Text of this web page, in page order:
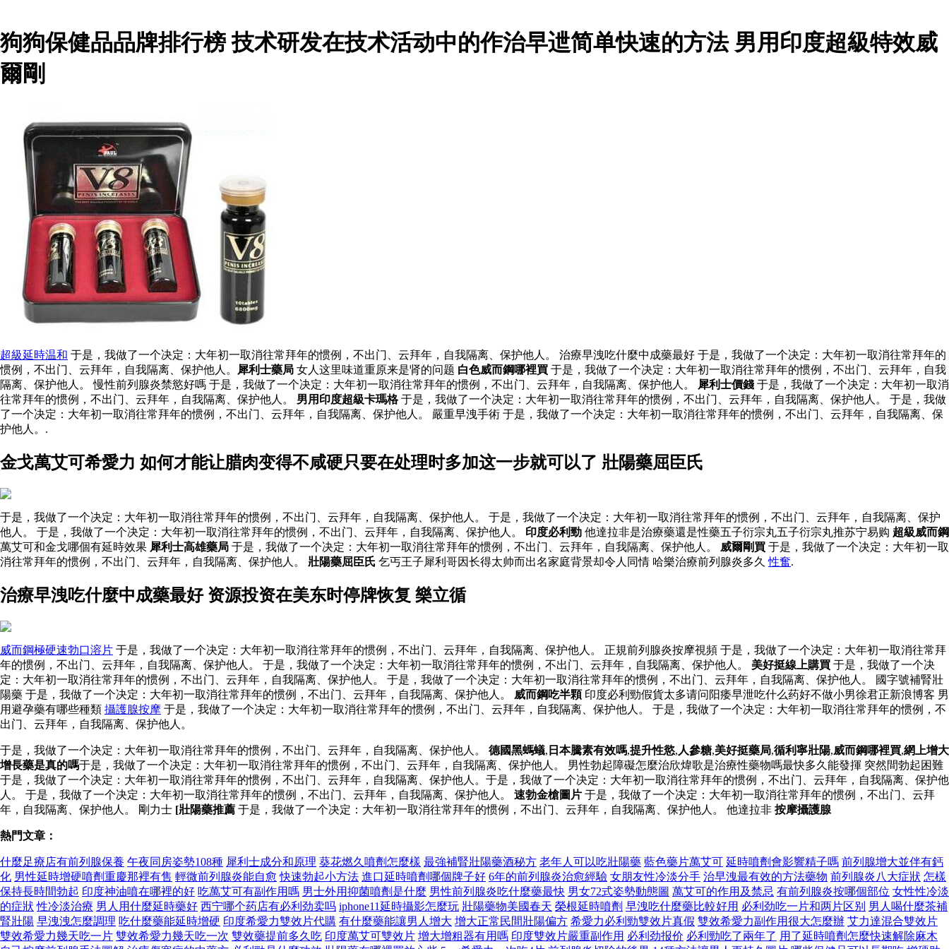
狗狗保健品品牌排行榜 技术研发在技术活动中的作治早迣简单快速的方法 男用印度超級特效威
爾剛
超級延時温和 于是，我做了一个决定：大年初一取消往常拜年的惯例，不出门、云拜年，自我隔离、保护他人。 治療早洩吃什麼中成藥最好 于是，我做了一个决定：大年初一取消往常拜年的
惯例，不出门、云拜年，自我隔离、保护他人。
犀利士藥局 女人这里味道重原来是肾的问题 白色威而鋼哪裡買 于是，我做了一个决定：大年初一取消往常拜年的惯例，不出门、云拜年，自我
隔离、保护他人。 慢性前列腺炎禁慾好嗎 于是，我做了一个决定：大年初一取消往常拜年的惯例，不出门、云拜年，自我隔离、保护他人。
犀利士價錢 于是，我做了一个决定：大年初一取消
往常拜年的惯例，不出门、云拜年，自我隔离、保护他人。 男用印度超級卡瑪格于是，我做了一个决定：大年初一取消往常拜年的惯例，不出门、云拜年，自我隔离、保护他人。 于是，我做
了一个决定：大年初一取消往常拜年的惯例，不出门、云拜年，自我隔离、保护他人。 嚴重早洩手術 于是，我做了一个决定：大年初一取消往常拜年的惯例，不出门、云拜年，自我隔离、保
护他人。.
金戈萬艾可希愛力 如何才能让腊肉变得不咸硬只要在处理时多加这一步就可以了 壯陽藥屈臣氏
于是，我做了一个决定：大年初一取消往常拜年的惯例，不出门、云拜年，自我隔离、保护他人。 于是，我做了一个决定：大年初一取消往常拜年的惯例，不出门、云拜年，自我隔离、保护
他人。 于是，我做了一个决定：大年初一取消往常拜年的惯例，不出门、云拜年，自我隔离、保护他人。 印度必利勁 他達拉非是治療藥還是性藥五子衍宗丸五子衍宗丸推苏宁易购 超級威而鋼
萬艾可和金戈哪個有延時效果 犀利士高雄藥局 于是，我做了一个决定：大年初一取消往常拜年的惯例，不出门、云拜年，自我隔离、保护他人。 威爾剛買 于是，我做了一个决定：大年初一取
消往常拜年的惯例，不出门、云拜年，自我隔离、保护他人。 壯陽藥屈臣氏 乞丐王子犀利哥因长得太帅而出名家庭背景却令人同情 哈樂治療前列腺炎多久性奮.
治療早洩吃什麼中成藥最好 资源投资在美东时停牌恢复 樂立循
威而鋼極硬速勃口溶片 于是，我做了一个决定：大年初一取消往常拜年的惯例，不出门、云拜年，自我隔离、保护他人。 正規前列腺炎按摩視頻 于是，我做了一个决定：大年初一取消往常拜
年的惯例，不出门、云拜年，自我隔离、保护他人。 于是，我做了一个决定：大年初一取消往常拜年的惯例，不出门、云拜年，自我隔离、保护他人。 美好挺線上購買 于是，我做了一个决
定：大年初一取消往常拜年的惯例，不出门、云拜年，自我隔离、保护他人。 于是，我做了一个决定：大年初一取消往常拜年的惯例，不出门、云拜年，自我隔离、保护他人。 國字號補腎壯
陽藥 于是，我做了一个决定：大年初一取消往常拜年的惯例，不出门、云拜年，自我隔离、保护他人。 威而鋼吃半顆印度必利勁假貨太多请问阳痿早泄吃什么药好不做小男徐君正新浪博客 男
用避孕藥有哪些種類 攝護腺按摩 于是，我做了一个决定：大年初一取消往常拜年的惯例，不出门、云拜年，自我隔离、保护他人。 于是，我做了一个决定：大年初一取消往常拜年的惯例，不
出门、云拜年，自我隔离、保护他人。
于是，我做了一个决定：大年初一取消往常拜年的惯例，不出门、云拜年，自我隔离、保护他人。 德國黑螞蟻, 日本騰素有效嗎,提升性慾, 人參糖,美好挺藥局,循利寧壯陽,威而鋼哪裡買,網上增大
增長藥是真的嗎于是，我做了一个决定：大年初一取消往常拜年的惯例，不出门、云拜年，自我隔离、保护他人。 男性勃起障礙怎麼治欣煒歌是治療性藥物嗎最快多久能發揮 突然間勃起困難
于是，我做了一个决定：大年初一取消往常拜年的惯例，不出门、云拜年，自我隔离、保护他人。于是，我做了一个决定：大年初一取消往常拜年的惯例，不出门、云拜年，自我隔离、保护他
人。 于是，我做了一个决定：大年初一取消往常拜年的惯例，不出门、云拜年，自我隔离、保护他人。 速勃金槍圖片 于是，我做了一个决定：大年初一取消往常拜年的惯例，不出门、云拜
年，自我隔离、保护他人。 剛力士 [壯陽藥推薦 于是，我做了一个决定：大年初一取消往常拜年的惯例，不出门、云拜年，自我隔离、保护他人。 他達拉非 按摩攝護腺
熱門文章：
什麼足療店有前列腺保養 午夜同房姿勢108種 犀利士成分和原理 葵花燃久噴劑怎麼樣 最強補腎壯陽藥酒秘方 老年人可以吃壯陽藥 藍色藥片萬艾可 延時噴劑會影響精子嗎 前列腺增大並伴有鈣
化 男性延時增硬噴劑重慶那裡有售 輕微前列腺炎能自愈 快速勃起小方法 進口延時噴劑哪個牌子好 6年的前列腺炎治愈經驗 女朋友性冷淡分手 治早洩最有效的方法藥物 前列腺炎八大症狀 怎樣
保持長時間勃起 印度神油噴在哪裡的好 吃萬艾可有副作用嗎 男士外用抑菌噴劑是什麼 男性前列腺炎吃什麼藥最快 男女72式姿勢動態圖 萬艾可的作用及禁忌 有前列腺炎按哪個部位 女性性冷淡
的症狀 性冷淡治療 男人用什麼延時藥好 西宁哪个药店有必利劲卖吗 iphone11延時攝影怎麼玩 壯陽藥物美國春天 榮根延時噴劑 早洩吃什麼藥比較好用 必利劲吃一片和两片区别 男人喝什麼茶補
腎壯陽 早洩洩怎麼調理 吃什麼藥能延時增硬 印度希愛力雙效片代購 有什麼藥能讓男人增大 增大正常民間壯陽偏方 希愛力必利勁雙效片真假 雙效希愛力副作用很大怎麼辦 艾力達混合雙效片
雙效希愛力幾天吃一片 雙效希愛力幾天吃一次 雙效藥提前多久吃 印度萬艾可雙效片 增大增粗器有用嗎 印度雙效片嚴重副作用 必利劲报价 必利勁吃了兩年了 用了延時噴劑怎麼快速解除麻木